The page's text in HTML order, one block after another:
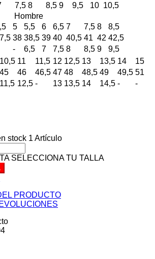
7,5 8 8,5 9 9,5 10 10,5
Hombre
5 5,5 6 6,5 7 7,5 8
8,5
38 38,5 39 40 40,5 41 42 42,5
- 6,5 7 7,5 8 8,5 9
9,5
10,5 11 11,5 12 12,5 13 13,5 14
15
45 46 46,5 47 48 48,5 49 49,5 51
11,5 12,5 - 13 13,5 14 14,5 - -
stock 1 Artículo
SELECCIONA TU TALLA
PRODUCTO